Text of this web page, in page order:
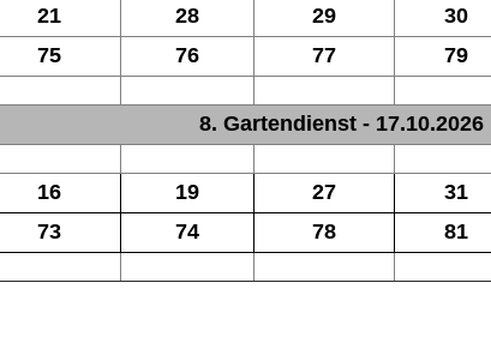
21 28 29 30
75 76 77 79
8. Gartendienst - 17.10.2026
16 19 27 31
73 74 78 81